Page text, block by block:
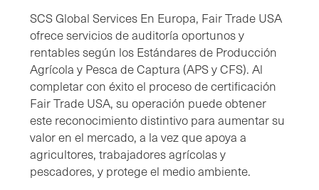
SCS Global Services En Europa, Fair Trade USA
ofrece servicios de auditoría oportunos y
rentables según los Estándares de Producción
Agrícola y Pesca de Captura (APS y CFS). Al
completar con éxito el proceso de certificación
Fair Trade USA, su operación puede obtener
este reconocimiento distintivo para aumentar su
valor en el mercado, a la vez que apoya a
agricultores, trabajadores agrícolas y
pescadores, y protege el medio ambiente.